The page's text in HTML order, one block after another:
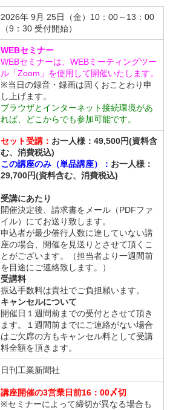
2026年 9月 25日（金）10：00～13：00
（9：30 受付開始）
WEBセミナー
WEBセミナーは、WEBミーティングツー
ル「Zoom」を使用して開催いたします。
※当日の録音・録画は固くおことわり申
し上げます。
ブラウザとインターネット接続環境があ
れば、どこからでも参加可能です。
セット受講： お一人様：49,500円(資料含
む、消費税込)
この講座のみ（単品講座）： お一人様：
29,700円(資料含む、消費税込)
受講にあたり
開催決定後、請求書をメール（PDFファ
イル）にてお送り致します。
申込者が最少催行人数に達していない講
座の場合、開催を見送りとさせて頂くこ
とがございます。（担当者より一週間前
を目途にご連絡致します。）
受講料
振込手数料は貴社でご負担願います。
キャンセルについて
開催日１週間前までの受付とさせて頂き
ます。１週間前までにご連絡がない場合
はご欠席の方もキャンセル料として受講
料全額を頂きます。
日刊工業新聞社
講座開催の3営業日前16：00〆切
※セミナーによって締切が異なる場合も